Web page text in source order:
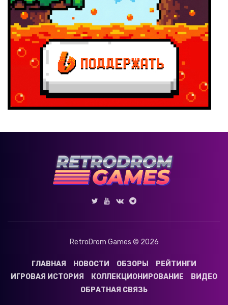
RetroDrom Games © 2026
ГЛАВНАЯ НОВОСТИ ОБЗОРЫ
РЕЙТИНГИ
ИГРОВАЯ ИСТОРИЯ
КОЛЛЕКЦИОНИРОВАНИЕ
ВИДЕО
ОБРАТНАЯ СВЯЗЬ